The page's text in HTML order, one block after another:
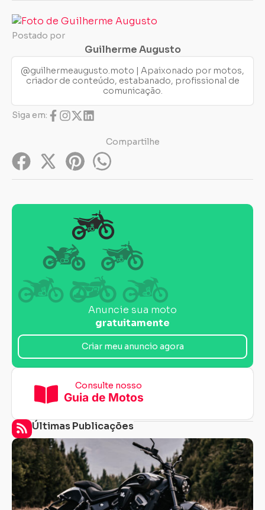
Postado por
Guilherme Augusto
@guilhermeaugusto.moto | Apaixonado por motos,
criador de conteúdo, estabanado, profissional de
comunicação.
Siga em:
Compartilhe
Anuncie sua moto
gratuitamente
Criar meu anuncio agora
Consulte nosso
Guia de Motos
Últimas Publicações